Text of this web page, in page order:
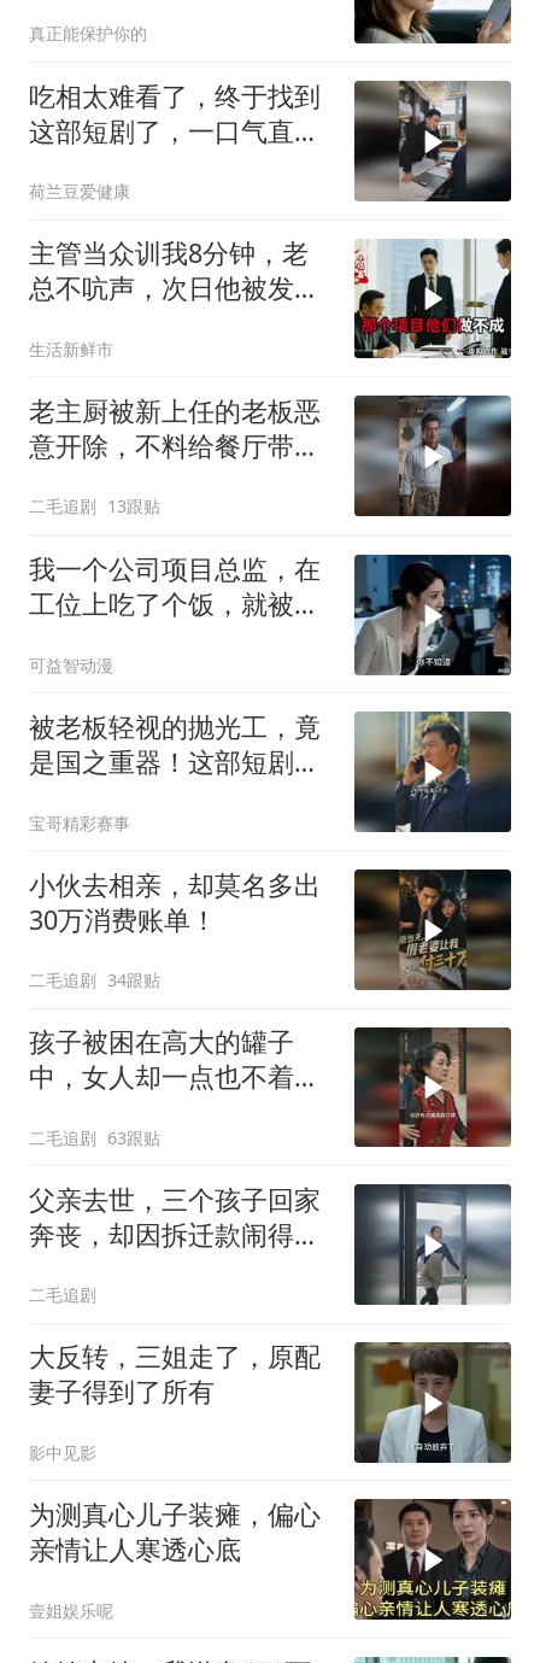
了，你什么时候过来交住
院费？我回
真正能保护你的
吃相太难看了，终于找到
这部短剧了，一口气直接
荷兰豆爱健康
主管当众训我8分钟，老
总不吭声，次日他被发配
生活新鲜市
老主厨被新上任的老板恶
意开除，不料给餐厅带来
二毛追剧 13跟贴
我一个公司项目总监，在
工位上吃了个饭，就被新
可益智动漫
被老板轻视的抛光工，竟
是国之重器！这部短剧燃
宝哥精彩赛事
小伙去相亲，却莫名多出
30万消费账单！
二毛追剧 34跟贴
孩子被困在高大的罐子
中，女人却一点也不着
二毛追剧 63跟贴
父亲去世，三个孩子回家
奔丧，却因拆迁款闹得死
二毛追剧
大反转，三姐走了，原配
妻子得到了所有
影中见影
为测真心儿子装瘫，偏心
亲情让人寒透心底
壹姐娱乐呢